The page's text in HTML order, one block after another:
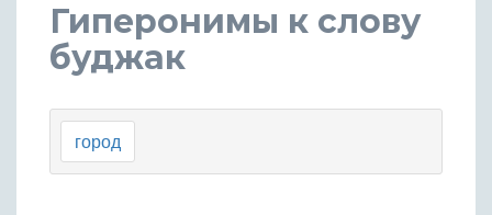
Гиперонимы к слову
буджак
город